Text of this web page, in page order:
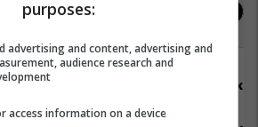
purposes:
advertising and content, advertising and
audience research and
access information on a device